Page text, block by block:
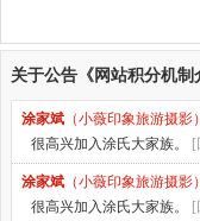
关于公告《网站积分机制
涂家斌 （小薇印象旅游摄影）
很高兴加入涂氏大家族。
[
涂家斌 （小薇印象旅游摄影）
很高兴加入涂氏大家族。
[